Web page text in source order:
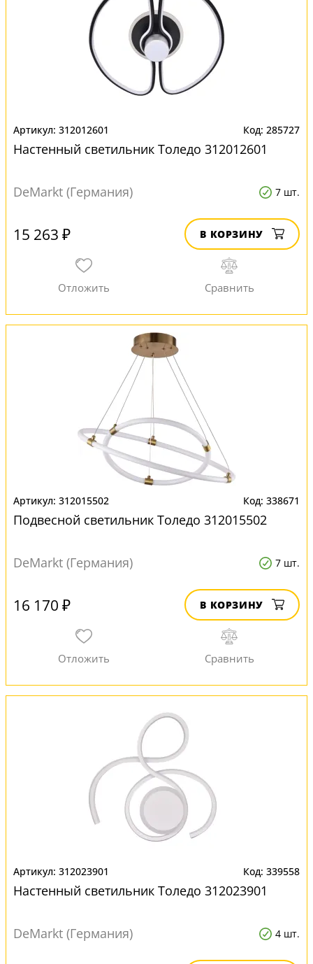
312012601 285727
Настенный светильник Толедо 312012601
DeMarkt (Германия) 7 шт.
15 263 ₽ В КОРЗИНУ
312015502 338671
Подвесной светильник Толедо 312015502
DeMarkt (Германия) 7 шт.
16 170 ₽ В КОРЗИНУ
312023901 339558
Настенный светильник Толедо 312023901
DeMarkt (Германия) 4 шт.